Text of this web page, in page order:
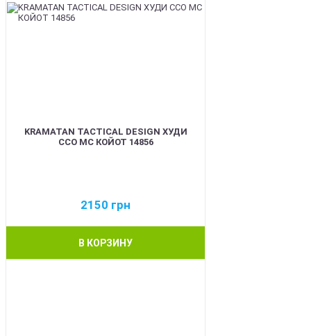
KRAMATAN TACTICAL DESIGN ХУДИ
ССО МС КОЙОТ 14856
2150 грн
В КОРЗИНУ